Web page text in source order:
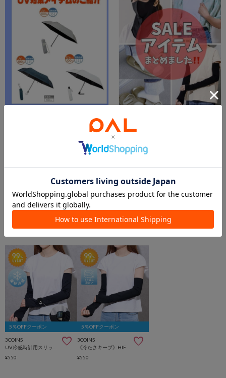
新さっぽろサンピアザ店
5％OFFクーポン
3COINS
¥550
5％OFFクーポン
3COINS
《冷たさキープ》HIETECアームカバー
¥550